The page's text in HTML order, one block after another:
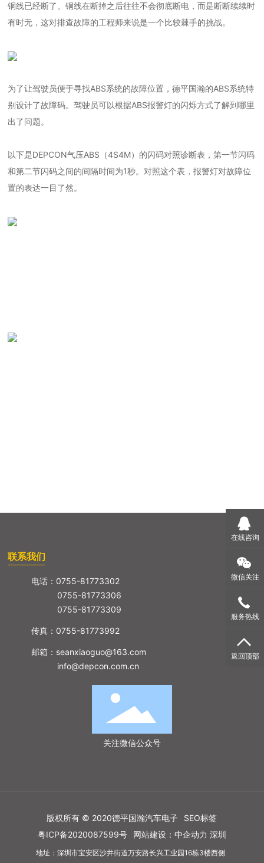
铜线已经断了。铜线在断掉之后往往不会彻底断电，而是断断续续时
有时无，这对排查故障的工程师来说是一个比较棘手的挑战。
为了让驾驶员便于寻找ABS系统的故障位置，德平国瀚的ABS系统特
别设计了故障码。驾驶员可以根据ABS报警灯的闪烁方式了解到哪里
出了问题。
以下是DEPCON气压ABS（4S4M）的闪码对照诊断表，第一节闪码
和第二节闪码之间的间隔时间为1秒。对照这个表，报警灯对故障位
置的表达一目了然。
联系我们
电话： 0755-81773302
0755-81773306
0755-81773309
传真：0755-81773992
邮箱： seanxiaoguo@163.com
info@depcon.com.cn
关注微信公众号
在线咨询
微信关注
服务热线
返回顶部
版权所有 © 2020德平国瀚汽车电子
SEO标签
粤ICP备2020087599号
网站建设：中企动力 深圳
地址：深圳市宝安区沙井街道万安路长兴工业园16栋3楼西侧